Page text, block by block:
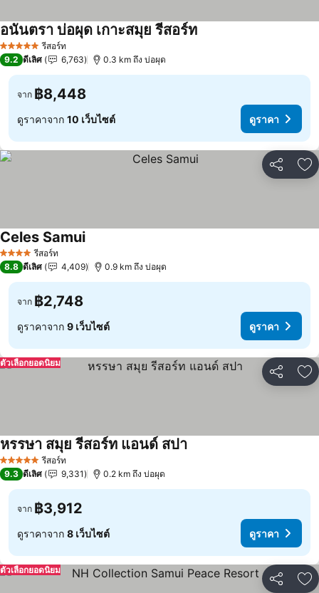
5 ดาว รีสอร์ท
อนันตรา บ่อผุด เกาะสมุย รีสอร์ทดูราคา
9.2 ดีเลิศ 6,763 0.3 km ถึง บ่อผุด
จาก ฿8,448
ดูราคาจาก 10 เว็บไซต์ ดูราคา
แชร์ เ
4 ดาว รีสอร์ท
Celes Samuiดูราคา
8.8 ดีเลิศ 4,409 0.9 km ถึง บ่อผุด
จาก ฿2,748
ดูราคาจาก 9 เว็บไซต์ ดูราคา
แชร์ เ
ตัวเลือกยอดนิยม
5 ดาว รีสอร์ท
หรรษา สมุย รีสอร์ท แอนด์ สปาดูราคา
9.3 ดีเลิศ 9,331 0.2 km ถึง บ่อผุด
จาก ฿3,912
ดูราคาจาก 8 เว็บไซต์ ดูราคา
แชร์ เ
ตัวเลือกยอดนิยม